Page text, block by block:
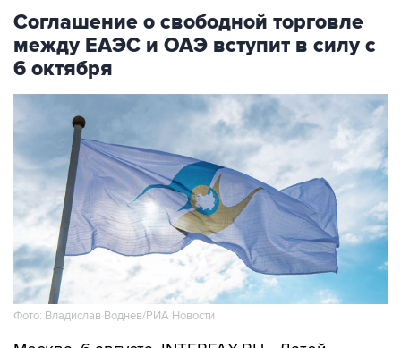
Соглашение о свободной торговле
между ЕАЭС и ОАЭ вступит в силу с
6 октября
Фото: Владислав Воднев/РИА Новости